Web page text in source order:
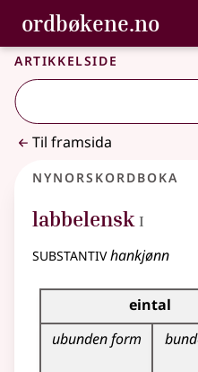
Gå til hovudinnhald
Tilgjenge
ordbøkene.no,
Bokmålsordboka og
Artikkelside
Til framsida
Nynorskordboka
labbelensk 1
I
substantivhankjønn
Bøyningstabell for
eintal
ubunden form